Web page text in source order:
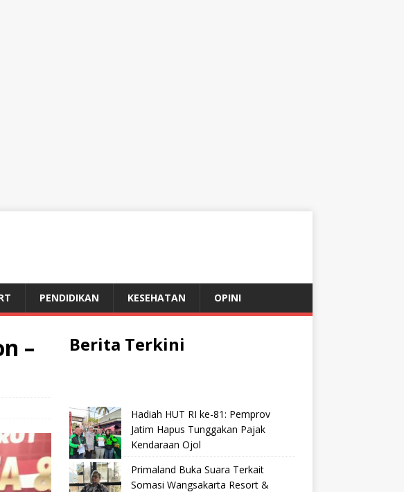
PENDIDIKAN KESEHATAN OPINI
–
Berita Terkini
Hadiah HUT RI ke-81: Pemprov
Jatim Hapus Tunggakan Pajak
Kendaraan Ojol
Primaland Buka Suara Terkait
Somasi Wangsakarta Resort &